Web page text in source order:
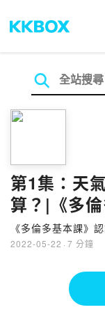
第1集：天
算？|《多倫
《多倫多基本課》
2022-05-22 · 7 分鐘